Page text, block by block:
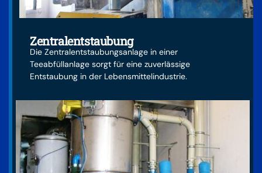
Zentralentstaubung
Die Zentralentstaubungsanlage in einer
Teeabfüllanlage sorgt für eine zuverlässige
Entstaubung in der Lebensmittelindustrie.